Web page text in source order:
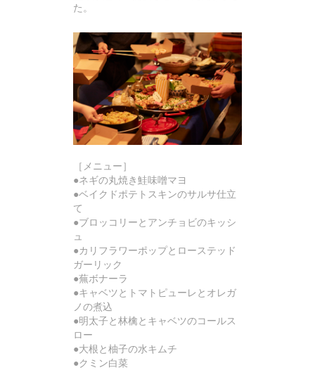
た。
［メニュー］
●ネギの丸焼き鮭味噌マヨ
●ベイクドポテトスキンのサルサ仕立
て
●ブロッコリーとアンチョビのキッシ
ュ
●カリフラワーポップとローステッド
ガーリック
●蕪ボナーラ
●キャベツとトマトピューレとオレガ
ノの煮込
●明太子と林檎とキャベツのコールス
ロー
●大根と柚子の水キムチ
●クミン白菜